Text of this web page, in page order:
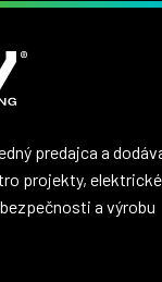
predajca a
projekty,
a výrobu